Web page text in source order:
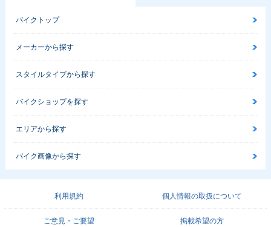
バイクトップ
メーカーから探す
スタイルタイプから探す
バイクショップを探す
エリアから探す
バイク画像から探す
利用規約 個人情報の取扱について
ご意見・ご要望 掲載希望の方